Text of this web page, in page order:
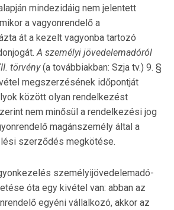
mindezidáig nem jelentett
a vagyonrendelő a
át a kezelt vagyonba tartozó
A személyi jövedelemadóról
törvény(a továbbiakban: Szja tv.) 9. §
megszerzésének időpontját
között olyan rendelkezést
nem minősül a rendelkezési jog
magánszemély által a
szerződés megkötése.
személyijövedelemadó-
óta egy kivétel van: abban az
egyéni vállalkozó, akkor az